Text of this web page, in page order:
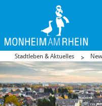
Stadtleben & Aktuelles